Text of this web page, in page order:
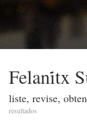
Felani̇tx
liste, revise,
resultados